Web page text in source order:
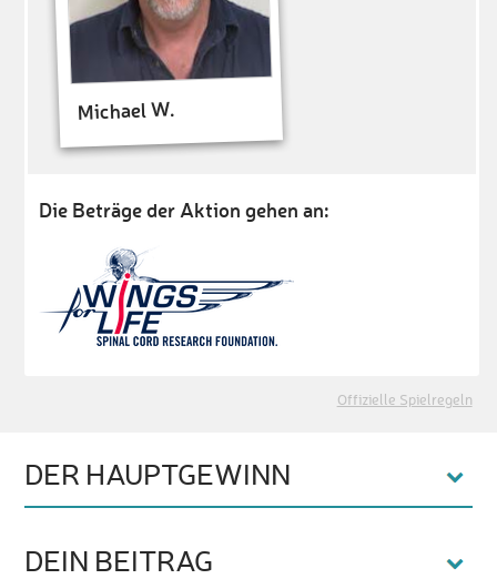
Michael W.
Die Beträge der Aktion gehen an:
Offizielle Spielregeln
DER HAUPTGEWINN
DEIN BEITRAG